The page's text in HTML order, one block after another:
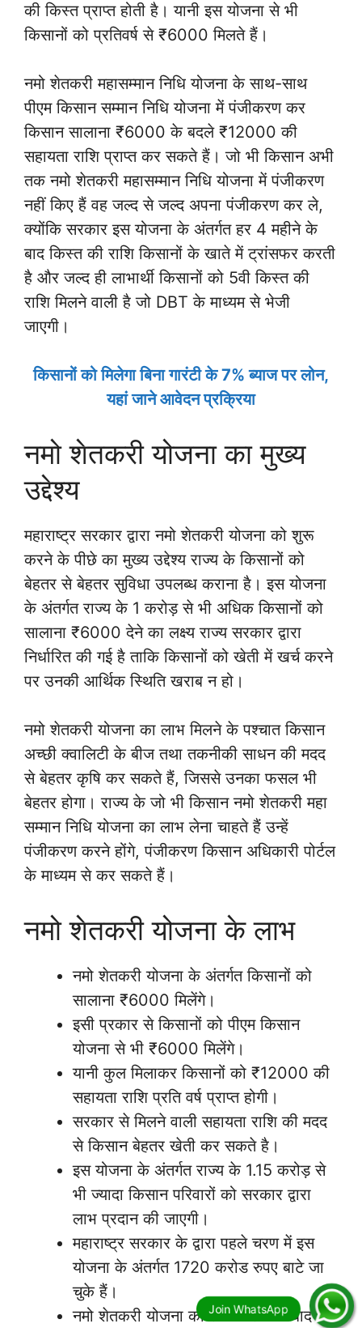
की किस्त प्राप्त होती है। यानी इस योजना से भी
किसानों को प्रतिवर्ष से ₹6000 मिलते हैं।
नमो शेतकरी महासम्मान निधि योजना के साथ-साथ
पीएम किसान सम्मान निधि योजना में पंजीकरण कर
किसान सालाना ₹6000 के बदले ₹12000 की
सहायता राशि प्राप्त कर सकते हैं। जो भी किसान अभी
तक नमो शेतकरी महासम्मान निधि योजना में पंजीकरण
नहीं किए हैं वह जल्द से जल्द अपना पंजीकरण कर ले,
क्योंकि सरकार इस योजना के अंतर्गत हर 4 महीने के
बाद किस्त की राशि किसानों के खाते में ट्रांसफर करती
है और जल्द ही लाभार्थी किसानों को 5वी किस्त की
राशि मिलने वाली है जो DBT के माध्यम से भेजी
जाएगी।
किसानों को मिलेगा बिना गारंटी के 7% ब्याज पर लोन,
यहां जाने आवेदन प्रक्रिया
नमो शेतकरी योजना का मुख्य
उद्देश्य
महाराष्ट्र सरकार द्वारा नमो शेतकरी योजना को शुरू
करने के पीछे का मुख्य उद्देश्य राज्य के किसानों को
बेहतर से बेहतर सुविधा उपलब्ध कराना है। इस योजना
के अंतर्गत राज्य के 1 करोड़ से भी अधिक किसानों को
सालाना ₹6000 देने का लक्ष्य राज्य सरकार द्वारा
निर्धारित की गई है ताकि किसानों को खेती में खर्च करने
पर उनकी आर्थिक स्थिति खराब न हो।
नमो शेतकरी योजना का लाभ मिलने के पश्चात किसान
अच्छी क्वालिटी के बीज तथा तकनीकी साधन की मदद
से बेहतर कृषि कर सकते हैं, जिससे उनका फसल भी
बेहतर होगा। राज्य के जो भी किसान नमो शेतकरी महा
सम्मान निधि योजना का लाभ लेना चाहते हैं उन्हें
पंजीकरण करने होंगे, पंजीकरण किसान अधिकारी पोर्टल
के माध्यम से कर सकते हैं।
नमो शेतकरी योजना के लाभ
नमो शेतकरी योजना के अंतर्गत किसानों को
सालाना ₹6000 मिलेंगे।
इसी प्रकार से किसानों को पीएम किसान
योजना से भी ₹6000 मिलेंगे।
यानी कुल मिलाकर किसानों को ₹12000 की
सहायता राशि प्रति वर्ष प्राप्त होगी।
सरकार से मिलने वाली सहायता राशि की मदद
से किसान बेहतर खेती कर सकते है।
इस योजना के अंतर्गत राज्य के 1.15 करोड़ से
भी ज्यादा किसान परिवारों को सरकार द्वारा
लाभ प्रदान की जाएगी।
महाराष्ट्र सरकार के द्वारा पहले चरण में इस
योजना के अंतर्गत 1720 करोड रुपए बाटे जा
चुके हैं।
नमो शेतकरी योजना का लाभ मिलने के बाद